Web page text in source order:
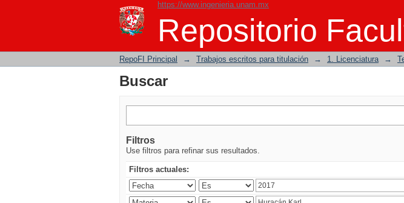
https://www.ingenieria.unam.mx
Repositorio
Buscar
RepoFI Principal → Trabajos escritos para titulación → 1. Licenciatura →
Buscar
Filtros
Use filtros para refinar sus resultados.
Filtros actuales: